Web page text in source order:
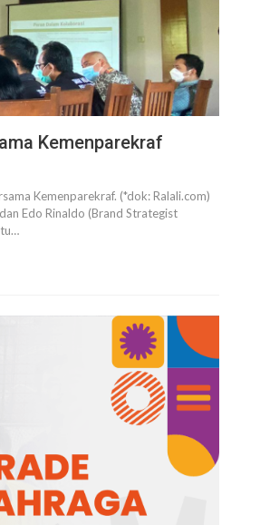
Kemenparekraf
Kemenparekraf. (*dok: Ralali.com)
Edo Rinaldo (Brand Strategist
…